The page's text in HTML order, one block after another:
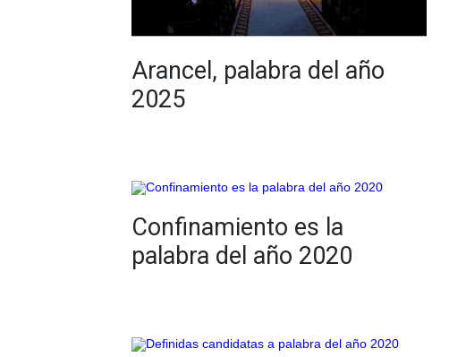
Arancel, palabra del año
2025
Confinamiento es la
palabra del año 2020